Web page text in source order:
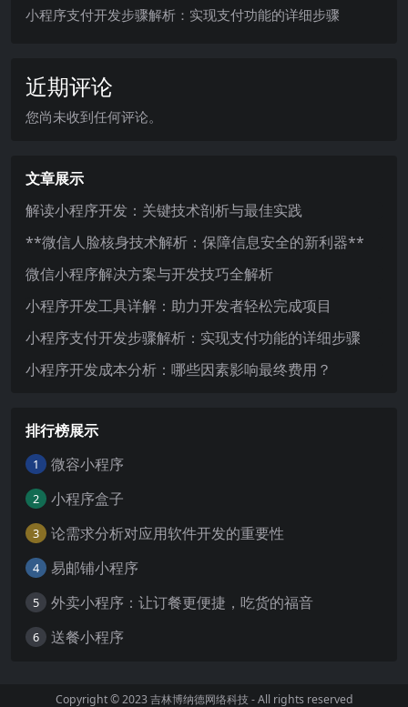
小程序支付开发步骤解析：实现支付功能的详细步骤
近期评论
您尚未收到任何评论。
文章展示
解读小程序开发：关键技术剖析与最佳实践
**微信人脸核身技术解析：保障信息安全的新利器**
微信小程序解决方案与开发技巧全解析
小程序开发工具详解：助力开发者轻松完成项目
小程序支付开发步骤解析：实现支付功能的详细步骤
小程序开发成本分析：哪些因素影响最终费用？
排行榜展示
1 微容小程序
2 小程序盒子
3 论需求分析对应用软件开发的重要性
4 易邮铺小程序
5 外卖小程序：让订餐更便捷，吃货的福音
6 送餐小程序
Copyright © 2023吉林博纳德网络科技- All rights reserved